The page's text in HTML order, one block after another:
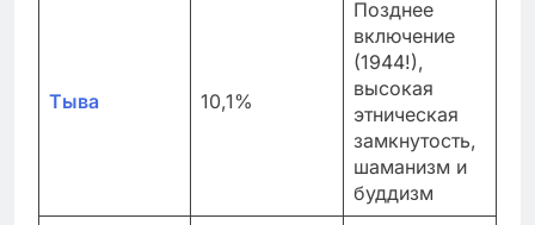
Тыва 10,1%
Позднее
включение
(1944!),
высокая
этническая
замкнутость,
шаманизм и
буддизм